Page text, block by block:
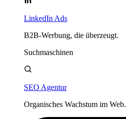
LinkedIn Ads
B2B-Werbung, die überzeugt.
Suchmaschinen
SEO Agentur
Organisches Wachstum im Web.